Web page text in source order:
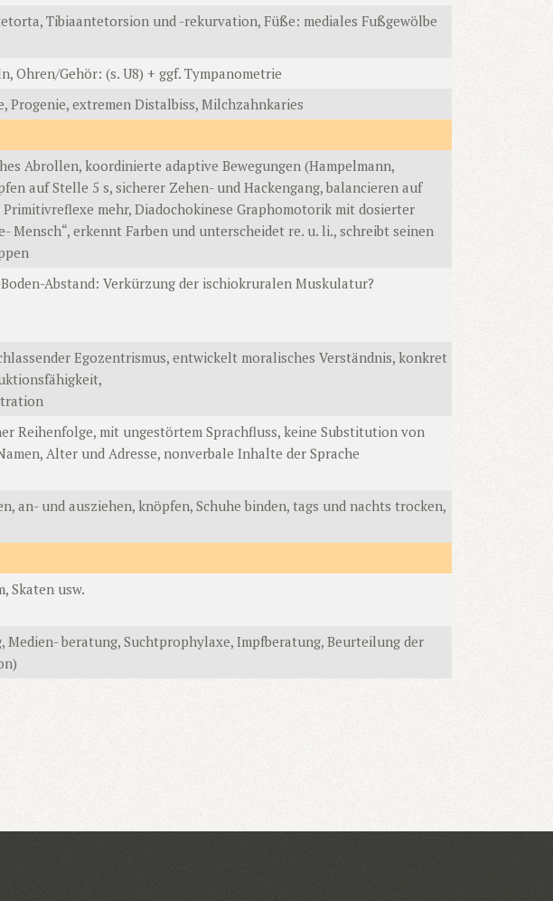
Tibiaantetorsion und -rekurvation, Füße: mediales Fußgewölbe
Ohren/Gehör: (s. U8) + ggf. Tympanometrie
Progenie, extremen Distalbiss, Milchzahnkaries
Abrollen, koordinierte adaptive Bewegungen (Hampelmann,
auf Stelle 5 s, sicherer Zehen- und Hackengang, balancieren auf
mehr, Diadochokinese Graphomotorik mit dosierter
Mensch“, erkennt Farben und unterscheidet re. u. li., schreibt seinen
Abstand: Verkürzung der ischiokruralen Muskulatur?
Egozentrismus, entwickelt moralisches Verständnis, konkret
Reihenfolge, mit ungestörtem Sprachfluss, keine Substitution von
Alter und Adresse, nonverbale Inhalte der Sprache
an- und ausziehen, knöpfen, Schuhe binden, tags und nachts trocken,
Skaten usw.
beratung, Suchtprophylaxe, Impfberatung, Beurteilung der